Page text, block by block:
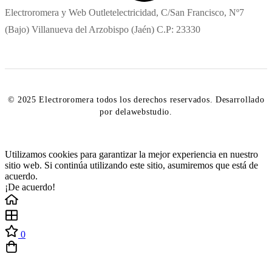
Electroromera y Web Outletelectricidad, C/San Francisco, Nº7
(Bajo) Villanueva del Arzobispo (Jaén) C.P: 23330
© 2025 Electroromera todos los derechos reservados. Desarrollado
por delawebstudio.
Utilizamos cookies para garantizar la mejor experiencia en nuestro
sitio web. Si continúa utilizando este sitio, asumiremos que está de
acuerdo.
¡De acuerdo!
0